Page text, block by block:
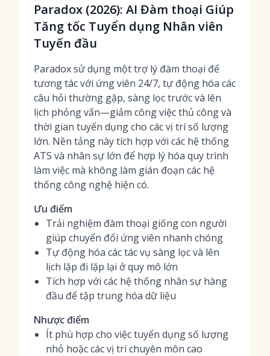
Paradox (2026): AI Đàm thoại Giúp
Tăng tốc Tuyển dụng Nhân viên
Tuyến đầu
Paradox sử dụng một trợ lý đàm thoại để
tương tác với ứng viên 24/7, tự động hóa các
câu hỏi thường gặp, sàng lọc trước và lên
lịch phỏng vấn—giảm công việc thủ công và
thời gian tuyển dụng cho các vị trí số lượng
lớn. Nền tảng này tích hợp với các hệ thống
ATS và nhân sự lớn để hợp lý hóa quy trình
làm việc mà không làm gián đoạn các hệ
thống công nghệ hiện có.
Ưu điểm
Trải nghiệm đàm thoại giống con người
giúp chuyển đổi ứng viên nhanh chóng
Tự động hóa các tác vụ sàng lọc và lên
lịch lặp đi lặp lại ở quy mô lớn
Tích hợp với các hệ thống nhân sự hàng
đầu để tập trung hóa dữ liệu
Nhược điểm
Ít phù hợp cho việc tuyển dụng số lượng
nhỏ hoặc các vị trí chuyên môn cao